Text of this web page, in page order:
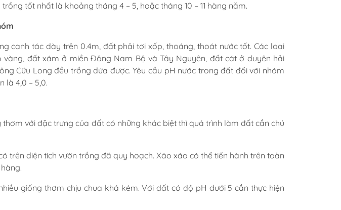
tốt nhất là khoảng tháng 4 – 5, hoặc tháng 10 – 11 hàng năm.
canh tác dày trên 0.4m, đất phải tơi xốp, thoáng, thoát nước tốt. Các loại
đất xám ở miền Đông Nam Bộ và Tây Nguyên, đất cát ở duyên hải
Cữu Long đều trồng dứa được. Yêu cầu pH nước trong đất đối với nhóm
là 4,0 – 5,0.
với đặc trưng của đất có những khác biệt thì quá trình làm đất cần chú
trên diện tích vườn trồng đã quy hoạch. Xáo xáo có thể tiến hành trên toàn
giống thơm chịu chua khá kém. Với đất có độ pH dưới 5 cần thực hiện